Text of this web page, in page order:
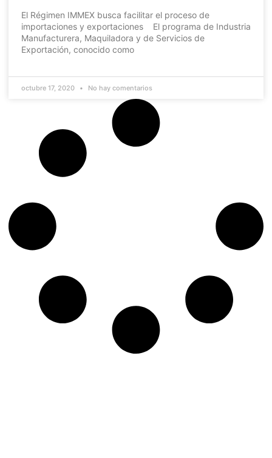
El Régimen IMMEX busca facilitar el proceso de
importaciones y exportaciones El programa de Industria
Manufacturera, Maquiladora y de Servicios de
Exportación, conocido como
octubre 17, 2020 No hay comentarios